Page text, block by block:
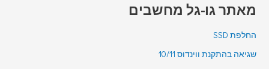
מאתר גו-גל מחשבים
החלפת SSD
שגיאה בהתקנת ווינדוס 10/11